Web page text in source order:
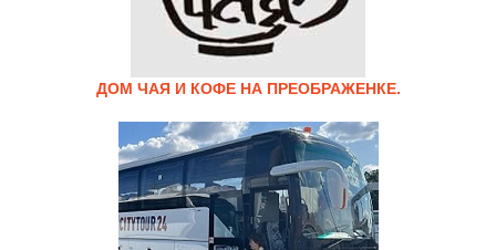
ДОМ ЧАЯ И КОФЕ НА ПРЕОБРАЖЕНКЕ.